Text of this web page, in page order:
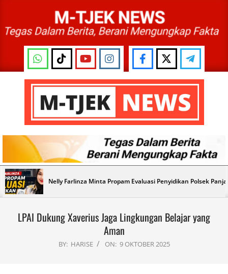
content
M-
TJEK
NEWS
Primary
Navigation
Menu
Nelly Farlinza Minta Propam Evaluasi Penyidikan Polsek
LPAI Dukung Xaverius Jaga Lingkungan Belajar yang
Aman
BY: HARISE ON: 9 OKTOBER 2025